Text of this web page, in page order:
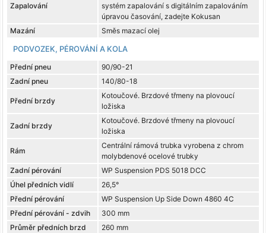
Zapalování
systém zapalování s digitálním zapalováním
úpravou časování, zadejte Kokusan
Mazání
Směs mazací olej
PODVOZEK, PÉROVÁNÍ A KOLA
Přední pneu
90/90-21
Zadní pneu
140/80-18
Přední brzdy
Kotoučové. Brzdové třmeny na plovoucí
ložiska
Zadní brzdy
Kotoučové. Brzdové třmeny na plovoucí
ložiska
Rám
Centrální rámová trubka vyrobena z chrom
molybdenové ocelové trubky
Zadní pérování
WP Suspension PDS 5018 DCC
Úhel předních vidlí
26,5°
Přední pérování
WP Suspension Up Side Down 4860 4C
Přední pérování - zdvih
300 mm
Průměr předních brzd
260 mm